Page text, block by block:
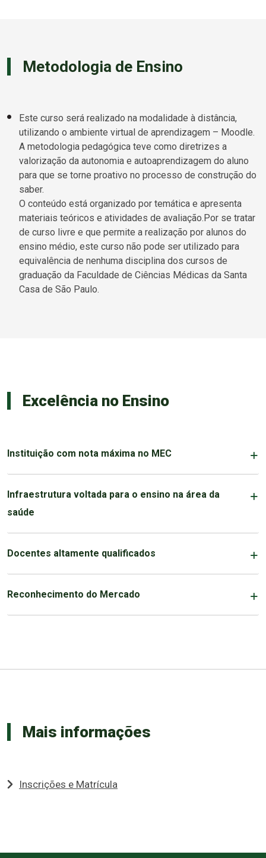
Metodologia de Ensino
Este curso será realizado na modalidade à distância,
utilizando o ambiente virtual de aprendizagem – Moodle.
A metodologia pedagógica teve como diretrizes a
valorização da autonomia e autoaprendizagem do aluno
para que se torne proativo no processo de construção do
saber.
O conteúdo está organizado por temática e apresenta
materiais teóricos e atividades de avaliação.Por se tratar
de curso livre e que permite a realização por alunos do
ensino médio, este curso não pode ser utilizado para
equivalência de nenhuma disciplina dos cursos de
graduação da Faculdade de Ciências Médicas da Santa
Casa de São Paulo.
Excelência no Ensino
Instituição com nota máxima no MEC
Infraestrutura voltada para o ensino na área da
saúde
Docentes altamente qualificados
Reconhecimento do Mercado
Mais informações
Inscrições e Matrícula